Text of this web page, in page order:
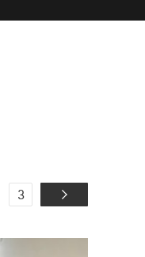
3